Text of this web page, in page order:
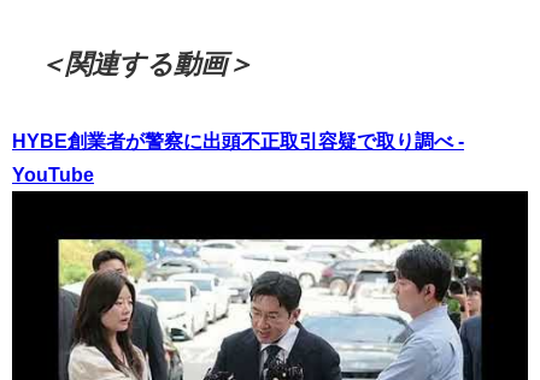
＜関連する動画＞
HYBE創業者が警察に出頭不正取引容疑で取り調べ -
YouTube